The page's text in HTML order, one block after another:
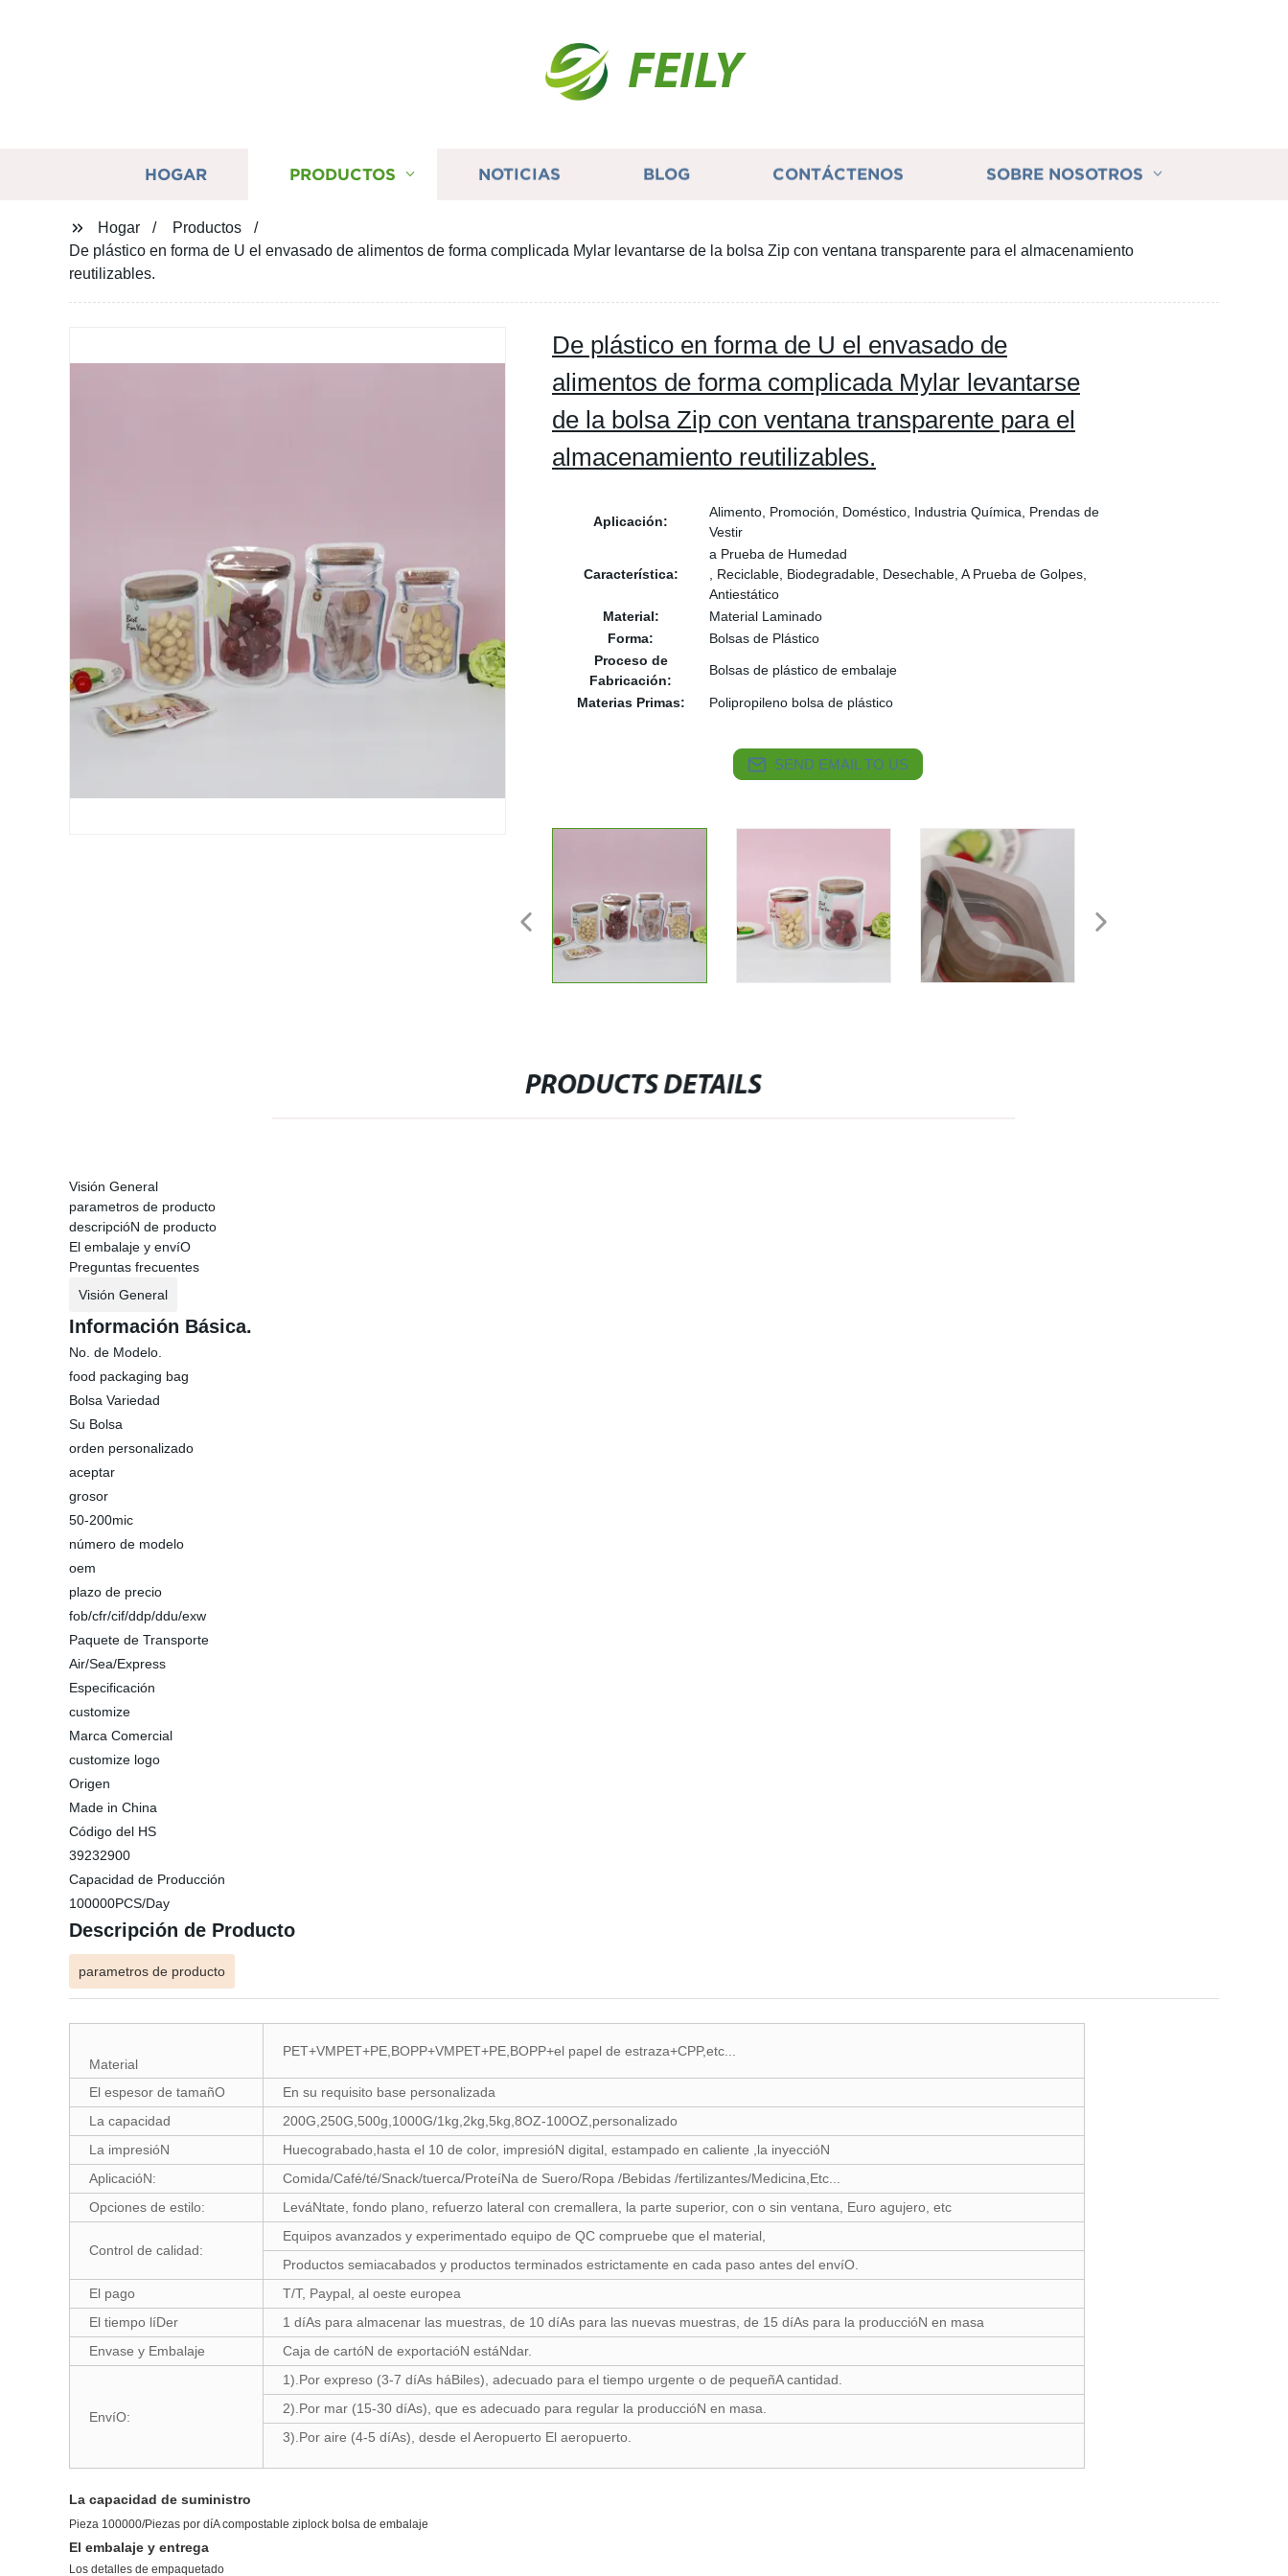
FEILY
HOGAR PRODUCTOS NOTICIAS BLOG CONTÁCTENOS SOBRE NOSOTROS
Hogar
Productos
De plástico en forma de U el envasado de alimentos de forma complicada Mylar levantarse de la bolsa Zip con ventana transparente para el almacenamiento
reutilizables.
De plástico en forma de U el envasado de
alimentos de forma complicada Mylar levantarse
de la bolsa Zip con ventana transparente para el
almacenamiento reutilizables.
Aplicación:
Alimento, Promoción, Doméstico, Industria Química, Prendas de
Vestir
Característica:
a Prueba de Humedad
, Reciclable, Biodegradable, Desechable, A Prueba de Golpes,
Antiestático
Material:
Material Laminado
Forma:
Bolsas de Plástico
Proceso de
Fabricación:
Bolsas de plástico de embalaje
Materias Primas: Polipropileno bolsa de plástico
SEND EMAIL TO US
PRODUCTS DETAILS
Visión General
parametros de producto
descripcióN de producto
El embalaje y envíO
Preguntas frecuentes
Visión General
Información Básica.
No. de Modelo.
food packaging bag
Bolsa Variedad
Su Bolsa
orden personalizado
aceptar
grosor
50-200mic
número de modelo
oem
plazo de precio
fob/cfr/cif/ddp/ddu/exw
Paquete de Transporte
Air/Sea/Express
Especificación
customize
Marca Comercial
customize logo
Origen
Made in China
Código del HS
39232900
Capacidad de Producción
100000PCS/Day
Descripción de Producto
parametros de producto
Material
PET+VMPET+PE,BOPP+VMPET+PE,BOPP+el papel de estraza+CPP,etc...
El espesor de tamañO
En su requisito base personalizada
La capacidad
200G,250G,500g,1000G/1kg,2kg,5kg,8OZ-100OZ,personalizado
La impresióN
Huecograbado,hasta el 10 de color, impresióN digital, estampado en caliente ,la inyeccióN
AplicacióN:
Comida/Café/té/Snack/tuerca/ProteíNa de Suero/Ropa /Bebidas /fertilizantes/Medicina,Etc...
Opciones de estilo:
LeváNtate, fondo plano, refuerzo lateral con cremallera, la parte superior, con o sin ventana, Euro agujero, etc
Control de calidad:
Equipos avanzados y experimentado equipo de QC compruebe que el material,
Productos semiacabados y productos terminados estrictamente en cada paso antes del envíO.
El pago
T/T, Paypal, al oeste europea
El tiempo líDer
1 díAs para almacenar las muestras, de 10 díAs para las nuevas muestras, de 15 díAs para la produccióN en masa
Envase y Embalaje
Caja de cartóN de exportacióN estáNdar.
EnvíO:
1).Por expreso (3-7 díAs háBiles), adecuado para el tiempo urgente o de pequeñA cantidad.
2).Por mar (15-30 díAs), que es adecuado para regular la produccióN en masa.
3).Por aire (4-5 díAs), desde el Aeropuerto El aeropuerto.
La capacidad de suministro
Pieza 100000/Piezas por díA compostable ziplock bolsa de embalaje
El embalaje y entrega
Los detalles de empaquetado